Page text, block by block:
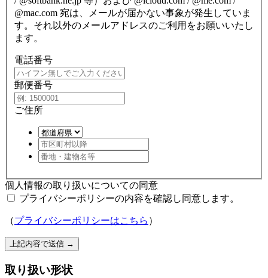
@mac.com 宛は、メールが届かない事象が発生していま
す。それ以外のメールアドレスのご利用をお願いいたし
ます。
電話番号
郵便番号
ご住所
個人情報の取り扱いについての同意
プライバシーポリシーの内容を確認し同意します。
（プライバシーポリシーはこちら ）
上記内容で送信 →
取り扱い形状